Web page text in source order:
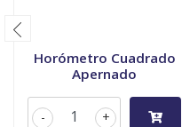
Horómetro Cuadrado
Apernado
+
-